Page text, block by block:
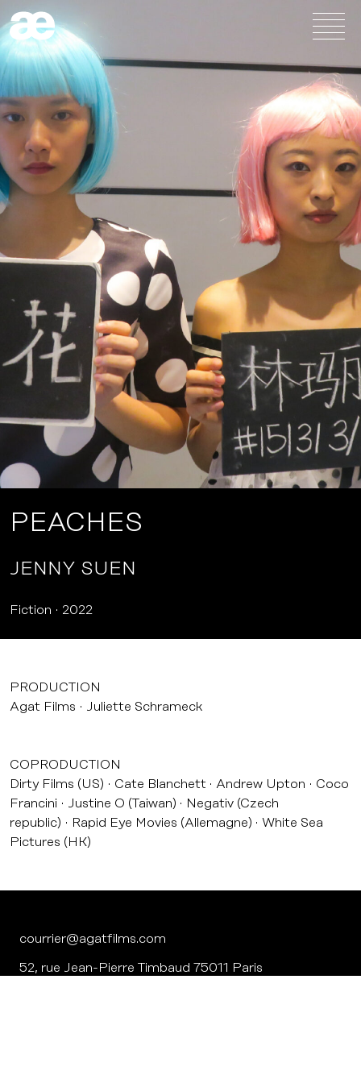
PEACHES
JENNY SUEN
Fiction 2022
PRODUCTION
Agat Films
Juliette Schrameck
COPRODUCTION
Dirty Films (US)
Cate Blanchett Andrew Upton
Coco
Francini
Justine O (Taiwan)
Negativ (Czech
republic)
Rapid Eye Movies (Allemagne)
White Sea
Pictures (HK)
courrier@agatfilms.com
52, rue Jean-Pierre Timbaud 75011 Paris